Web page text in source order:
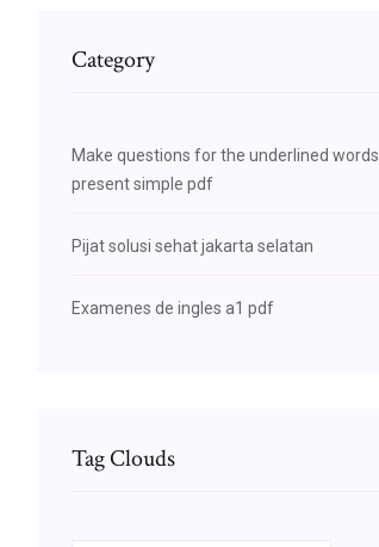
Category
Make questions for the underlined words
present simple pdf
Pijat solusi sehat jakarta selatan
Examenes de ingles a1 pdf
Tag Clouds